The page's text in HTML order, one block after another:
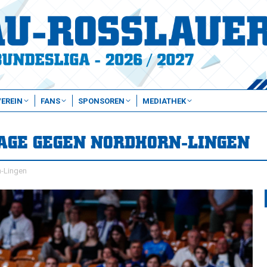
FANS SPONSOREN MEDIATHEK
GEGEN NORDHORN-LINGEN
Lingen